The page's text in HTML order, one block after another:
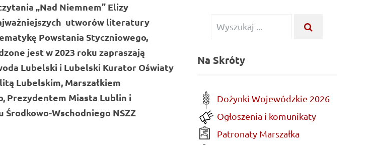
„Nad Niemnem” Elizy
utworów literatury
Powstania Styczniowego,
jest w 2023 roku zapraszają
Lubelski i Lubelski Kurator Oświaty
Lubelskim, Marszałkiem
Prezydentem Miasta Lublin i
Środkowo-Wschodniego NSZZ
Wyszukiwanie
Na Skróty
Dożynki Wojewódzkie 2026
Ogłoszenia i komunikaty
Patronaty Marszałka